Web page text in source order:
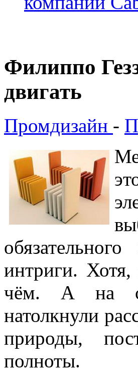
Филиппо
двигать
Промдизайн -
интриги.
чём. А на
натолкнули
природы,
полноты.